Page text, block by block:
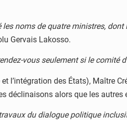
noms de quatre ministres,
Gervais Lakosso.
vous seulement si le comité
des États), Maître
déclinaisons alors que les autres
du dialogue politique